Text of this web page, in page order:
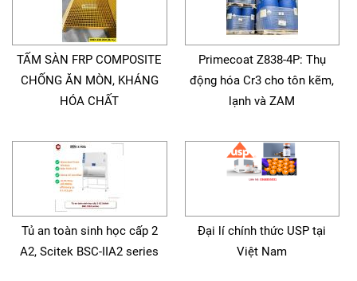
TẤM SÀN FRP COMPOSITE
CHỐNG ĂN MÒN, KHÁNG
HÓA CHẤT
Primecoat Z838-4P: Thụ
động hóa Cr3 cho tôn kẽm,
lạnh và ZAM
Tủ an toàn sinh học cấp 2
A2, Scitek BSC-IIA2 series
Đại lí chính thức USP tại
Việt Nam